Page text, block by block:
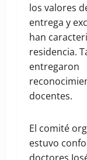
los valores
entrega y
han
residencia.
entregaron
docentes.
El comité
estuvo